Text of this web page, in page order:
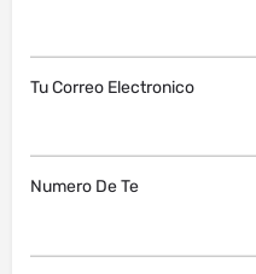
Tu Correo Electronico
Numero De Te